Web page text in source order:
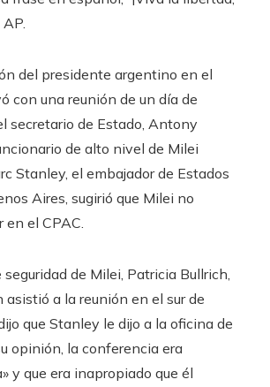
del presidente argentino en el
con una reunión de un día de
secretario de Estado, Antony
de alto nivel de Milei
Stanley, el embajador de Estados
Aires, sugirió que Milei no
el CPAC.
de Milei, Patricia Bullrich,
a la reunión en el sur de
que Stanley le dijo a la oficina de
opinión, la conferencia era
y que era inapropiado que él